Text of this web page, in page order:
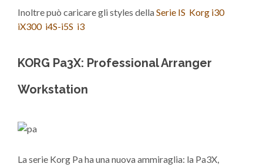
Inoltre può caricare gli styles dellaSerie IS Korg i30
iX300 i4S-i5S i3
KORG Pa3X: Professional Arranger
Workstation
La serie Korg Pa ha una nuova ammiraglia: la Pa3X,